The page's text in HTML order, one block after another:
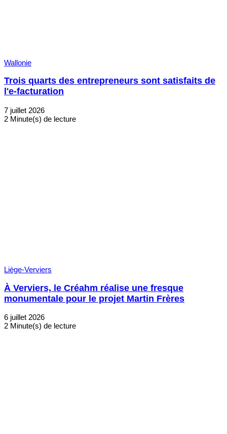
Wallonie
Trois quarts des entrepreneurs sont satisfaits de
l'e-facturation
7 juillet 2026
2 Minute(s) de lecture
Liège-Verviers
À Verviers, le Créahm réalise une fresque
monumentale pour le projet Martin Frères
6 juillet 2026
2 Minute(s) de lecture